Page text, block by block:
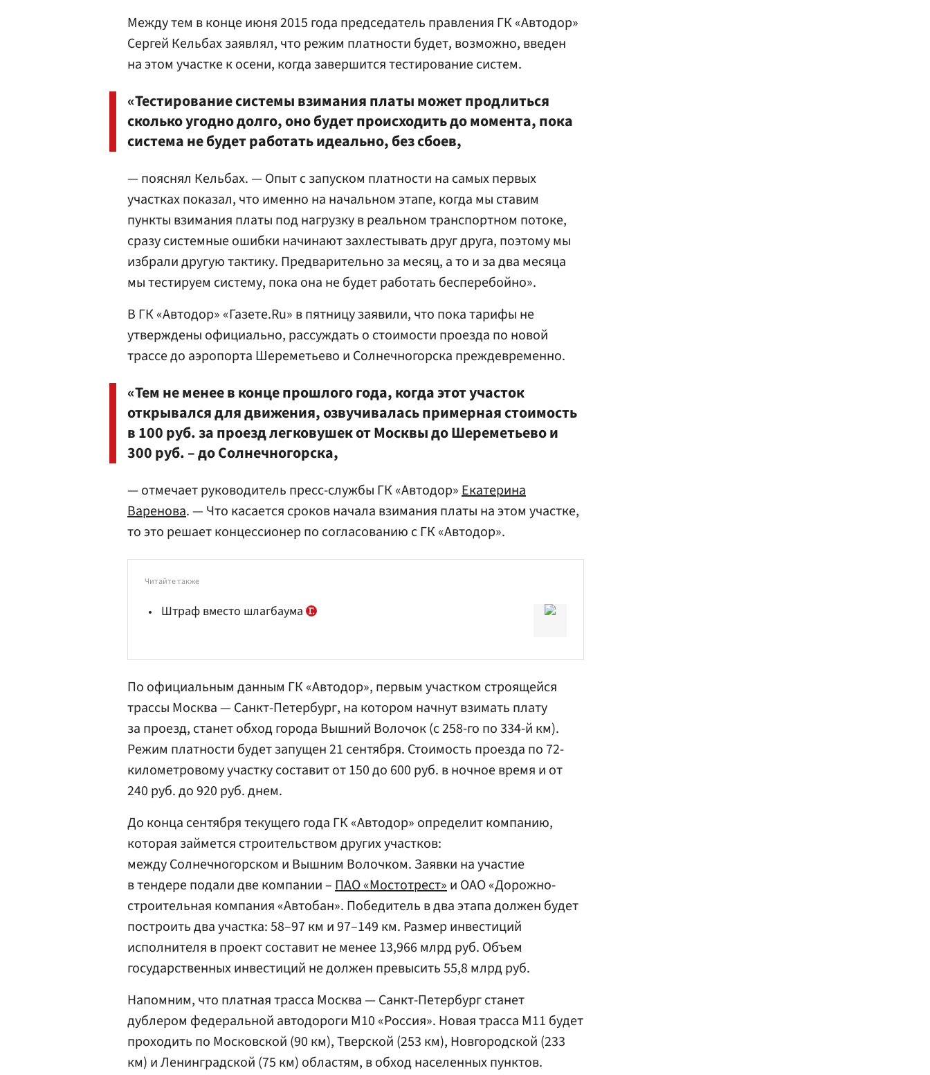
Между тем в конце июня 2015 года председатель правления ГК «Автодор»
Сергей Кельбахзаявлял, что режим платности будет, возможно, введен
на этом участке к осени, когда завершится тестирование систем.
«Тестирование системы взимания платы может продлиться
сколько угодно долго, оно будет происходить до момента, пока
система не будет работать идеально, без сбоев,
— пояснял Кельбах. — Опыт с запуском платности на самых первых
участках показал, что именно на начальном этапе, когда мы ставим
пункты взимания платы под нагрузку в реальном транспортном потоке,
сразу системные ошибки начинают захлестывать друг друга, поэтому мы
избрали другую тактику. Предварительно за месяц, а то и за два месяца
мы тестируем систему, пока она не будет работать бесперебойно».
В ГК «Автодор» «Газете.Ru» в пятницу заявили, что пока тарифы не
утверждены официально, рассуждать о стоимости проезда по новой
трассе до аэропорта Шереметьево и Солнечногорска преждевременно.
«Тем не менее в конце прошлого года, когда этот участок
открывался для движения, озвучивалась примерная стоимость
в 100 руб. за проезд легковушек от Москвы до Шереметьево и
300 руб. – до Солнечногорска,
— отмечает руководитель пресс-службы ГК «Автодор»Екатерина
Варенова. — Что касается сроков начала взимания платы на этом участке,
то это решает концессионер по согласованию с ГК «Автодор».
Читайте также
Штраф вместо шлагбаума
По официальным данным ГК «Автодор», первым участком строящейся
трассы Москва — Санкт-Петербург, на котором начнут взимать плату
за проезд, станет обход города Вышний Волочок (с 258-го по 334-й км).
Режим платности будет запущен 21 сентября. Стоимость проезда по 72-
километровому участку составит от 150 до 600 руб. в ночное время и от
240 руб. до 920 руб. днем.
До конца сентября текущего года ГК «Автодор» определит компанию,
которая займется строительством других участков:
между Солнечногорском и Вышним Волочком. Заявки на участие
в тендере подали две компании –ПАО «Мостотрест»и ОАО «Дорожно-
строительная компания «Автобан». Победитель в два этапа должен будет
построить два участка: 58–97 км и 97–149 км. Размер инвестиций
исполнителя в проект составит не менее 13,966 млрд руб. Объем
государственных инвестиций не должен превысить 55,8 млрд руб.
Напомним, что платная трасса Москва — Санкт-Петербург станет
дублером федеральной автодороги М10 «Россия». Новая трасса М11 будет
проходить по Московской (90 км), Тверской (253 км), Новгородской (233
км) и Ленинградской (75 км) областям, в обход населенных пунктов.